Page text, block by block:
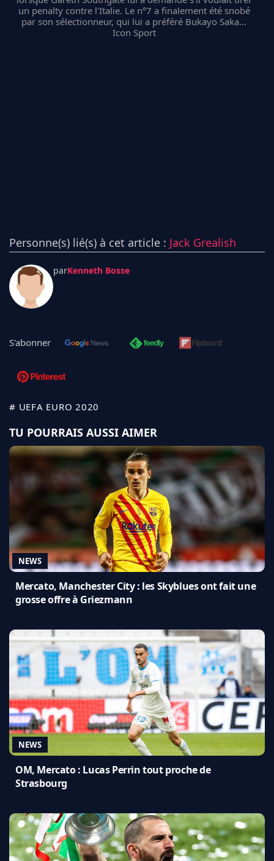
un penalty contre l'Italie. Le n°7 a finalement été snobé
par son sélectionneur, qui lui a préféré Bukayo Saka...
Icon Sport
Personne(s) lié(s) à cet article : Jack Grealish
parKenneth Bosse
S'abonner
# UEFA EURO 2020
TU POURRAIS AUSSI AIMER
NEWS
Mercato, Manchester City : les Skyblues ont fait une
grosse offre à Griezmann
NEWS
OM, Mercato : Lucas Perrin tout proche de
Strasbourg